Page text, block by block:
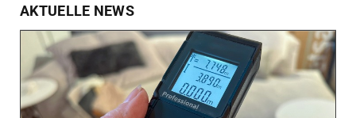
AKTUELLE NEWS